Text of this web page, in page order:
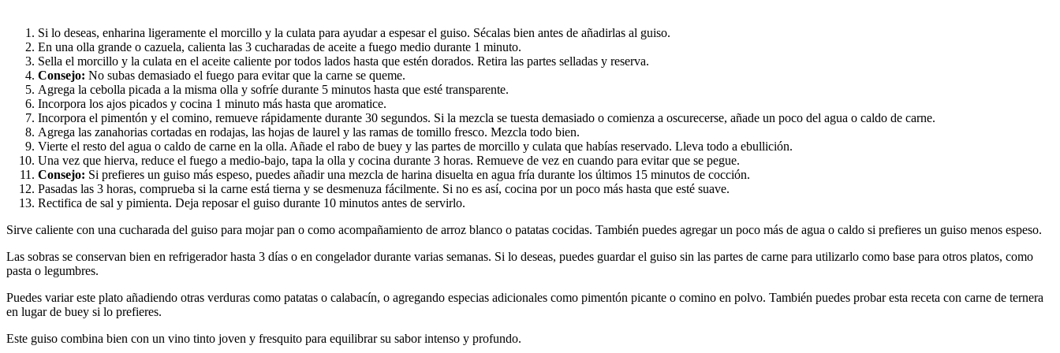
Si lo deseas, enharina ligeramente el morcillo y la culata para ayudar a espesar el guiso. Sécalas bien antes de añadirlas al guiso.
En una olla grande o cazuela, calienta las 3 cucharadas de aceite a fuego medio durante 1 minuto.
Sella el morcillo y la culata en el aceite caliente por todos lados hasta que estén dorados. Retira las partes selladas y reserva.
Consejo: No subas demasiado el fuego para evitar que la carne se queme.
Agrega la cebolla picada a la misma olla y sofríe durante 5 minutos hasta que esté transparente.
Incorpora los ajos picados y cocina 1 minuto más hasta que aromatice.
Incorpora el pimentón y el comino, remueve rápidamente durante 30 segundos. Si la mezcla se tuesta demasiado o comienza a oscurecerse, añade un poco del agua o caldo de carne.
Agrega las zanahorias cortadas en rodajas, las hojas de laurel y las ramas de tomillo fresco. Mezcla todo bien.
Vierte el resto del agua o caldo de carne en la olla. Añade el rabo de buey y las partes de morcillo y culata que habías reservado. Lleva todo a ebullición.
Una vez que hierva, reduce el fuego a medio-bajo, tapa la olla y cocina durante 3 horas. Remueve de vez en cuando para evitar que se pegue.
Consejo: Si prefieres un guiso más espeso, puedes añadir una mezcla de harina disuelta en agua fría durante los últimos 15 minutos de cocción.
Pasadas las 3 horas, comprueba si la carne está tierna y se desmenuza fácilmente. Si no es así, cocina por un poco más hasta que esté suave.
Rectifica de sal y pimienta. Deja reposar el guiso durante 10 minutos antes de servirlo.
Sirve caliente con una cucharada del guiso para mojar pan o como acompañamiento de arroz blanco o patatas cocidas. También puedes agregar un poco más de agua o caldo si prefieres un guiso menos espeso.
Las sobras se conservan bien en refrigerador hasta 3 días o en congelador durante varias semanas. Si lo deseas, puedes guardar el guiso sin las partes de carne para utilizarlo como base para otros platos, como
pasta o legumbres.
Puedes variar este plato añadiendo otras verduras como patatas o calabacín, o agregando especias adicionales como pimentón picante o comino en polvo. También puedes probar esta receta con carne de ternera
en lugar de buey si lo prefieres.
Este guiso combina bien con un vino tinto joven y fresquito para equilibrar su sabor intenso y profundo.